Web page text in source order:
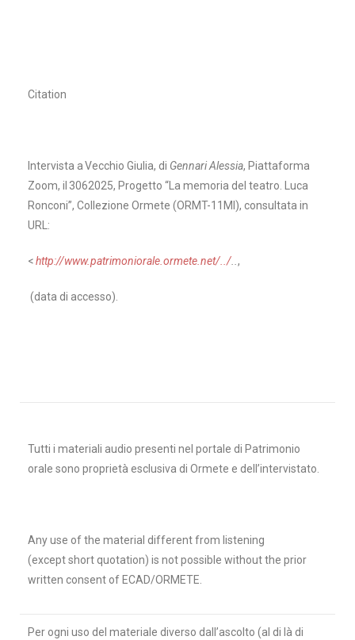
Citation
Intervista a Vecchio Giulia, di Gennari Alessia, Piattaforma
Zoom, il 3062025, Progetto “La memoria del teatro. Luca
Ronconi”, Collezione Ormete (ORMT-11Ml), consultata in
URL:
<http://www.patrimoniorale.ormete.net/../ ,
(data di accesso).
Tutti i materiali audio presenti nel portale di Patrimonio
orale sono proprietà esclusiva di Ormete e dell’intervistato.
Any use of the material different from listening
(except short quotation) is not possible without the prior
written consent of ECAD/ORMETE.
Per ogni uso del materiale diverso dall’ascolto (al di là di